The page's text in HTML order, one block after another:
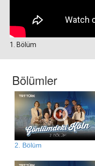
1. Bölüm
Bölümler
2. Bölüm